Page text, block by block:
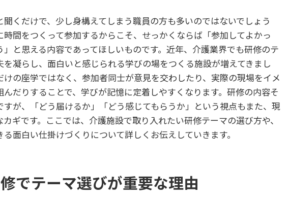
くだけで、少し身構えてしまう職員の方も多いのではないでしょう
間をつくって参加するからこそ、せっかくならば「参加してよかっ
と思える内容であってほしいものです。近年、介護業界でも研修のテ
凝らし、面白いと感じられる学びの場をつくる施設が増えてきまし
けの座学ではなく、参加者同士が意見を交わしたり、実際の現場をイメ
だりすることで、学びが記憶に定着しやすくなります。研修の内容そ
すが、「どう届けるか」「どう感じてもらうか」という視点もまた、現
ギです。ここでは、介護施設で取り入れたい研修テーマの選び方や、
面白い仕掛けづくりについて詳しくお伝えしていきます。
でテーマ選びが重要な理由